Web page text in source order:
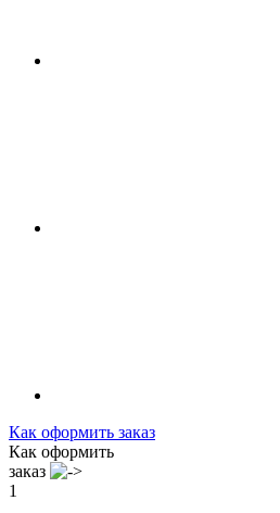
Как оформить заказ
Как оформить
заказ
1